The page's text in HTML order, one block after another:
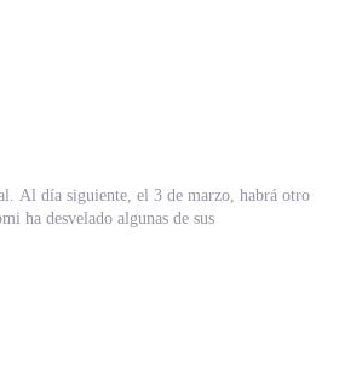
Al día siguiente, el 3 de marzo, habrá otro